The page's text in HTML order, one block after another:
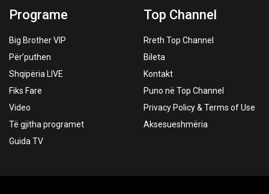
Programe
Big Brother VIP
Për’puthen
Shqipëria LIVE
Fiks Fare
Video
Të gjitha programet
Guida TV
Top Channel
Rreth Top Channel
Bileta
Kontakt
Puno në Top Channel
Privacy Policy & Terms of Use
Aksesueshmëria